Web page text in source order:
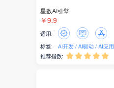
管理配置
小程序
星数AI引擎
￥9.9
适用:
标签:
AI开发 AI驱动 AI应用
推荐指数:     